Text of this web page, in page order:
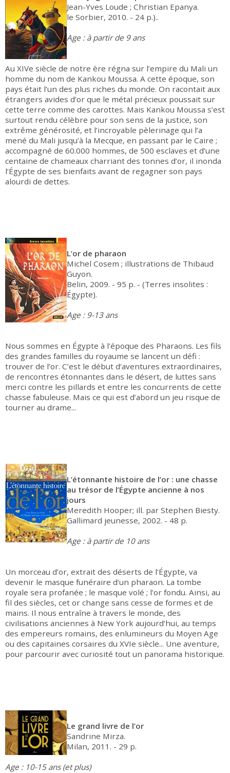
Jean-Yves Loude ; Christian Epanya.
le Sorbier, 2010. - 24 p.)..
Age : à partir de 9 ans
Au XIVe siècle de notre ère régna sur l’empire du Mali un
homme du nom de Kankou Moussa. A cette époque, son
pays était l’un des plus riches du monde. On racontait aux
étrangers avides d’or que le métal précieux poussait sur
cette terre comme des carottes. Mais Kankou Moussa s’est
surtout rendu célèbre pour son sens de la justice, son
extrême générosité, et l’incroyable pèlerinage qui l’a
mené du Mali jusqu’à la Mecque, en passant par le Caire ;
accompagné de 60.000 hommes, de 500 esclaves et d’une
centaine de chameaux charriant des tonnes d’or, il inonda
l’Égypte de ses bienfaits avant de regagner son pays
alourdi de dettes.
L’or de pharaon
Michel Cosem ; illustrations de Thibaud
Guyon.
Belin, 2009. - 95 p. - (Terres insolites :
Égypte).
Age : 9-13 ans
Nous sommes en Égypte à l’époque des Pharaons. Les fils
des grandes familles du royaume se lancent un défi :
trouver de l’or. C’est le début d’aventures extraordinaires,
de rencontres étonnantes dans le désert, de luttes sans
merci contre les pillards et entre les concurrents de cette
chasse fabuleuse. Mais ce qui est d’abord un jeu risque de
tourner au drame...
L’étonnante histoire de l’or : une chasse
au trésor de l’Égypte ancienne à nos
jours
Meredith Hooper; ill. par Stephen Biesty.
Gallimard jeunesse, 2002. - 48 p.
Age : à partir de 10 ans
Un morceau d’or, extrait des déserts de l’Égypte, va
devenir le masque funéraire d’un pharaon. La tombe
royale sera profanée ; le masque volé ; l’or fondu. Ainsi, au
fil des siècles, cet or change sans cesse de formes et de
mains. Il nous entraîne à travers le monde, des
civilisations anciennes à New York aujourd’hui, au temps
des empereurs romains, des enlumineurs du Moyen Age
ou des capitaines corsaires du XVIe siècle... Une aventure,
pour parcourir avec curiosité tout un panorama historique.
Le grand livre de l’or
Sandrine Mirza.
Milan, 2011. - 29 p.
Age : 10-15 ans (et plus)